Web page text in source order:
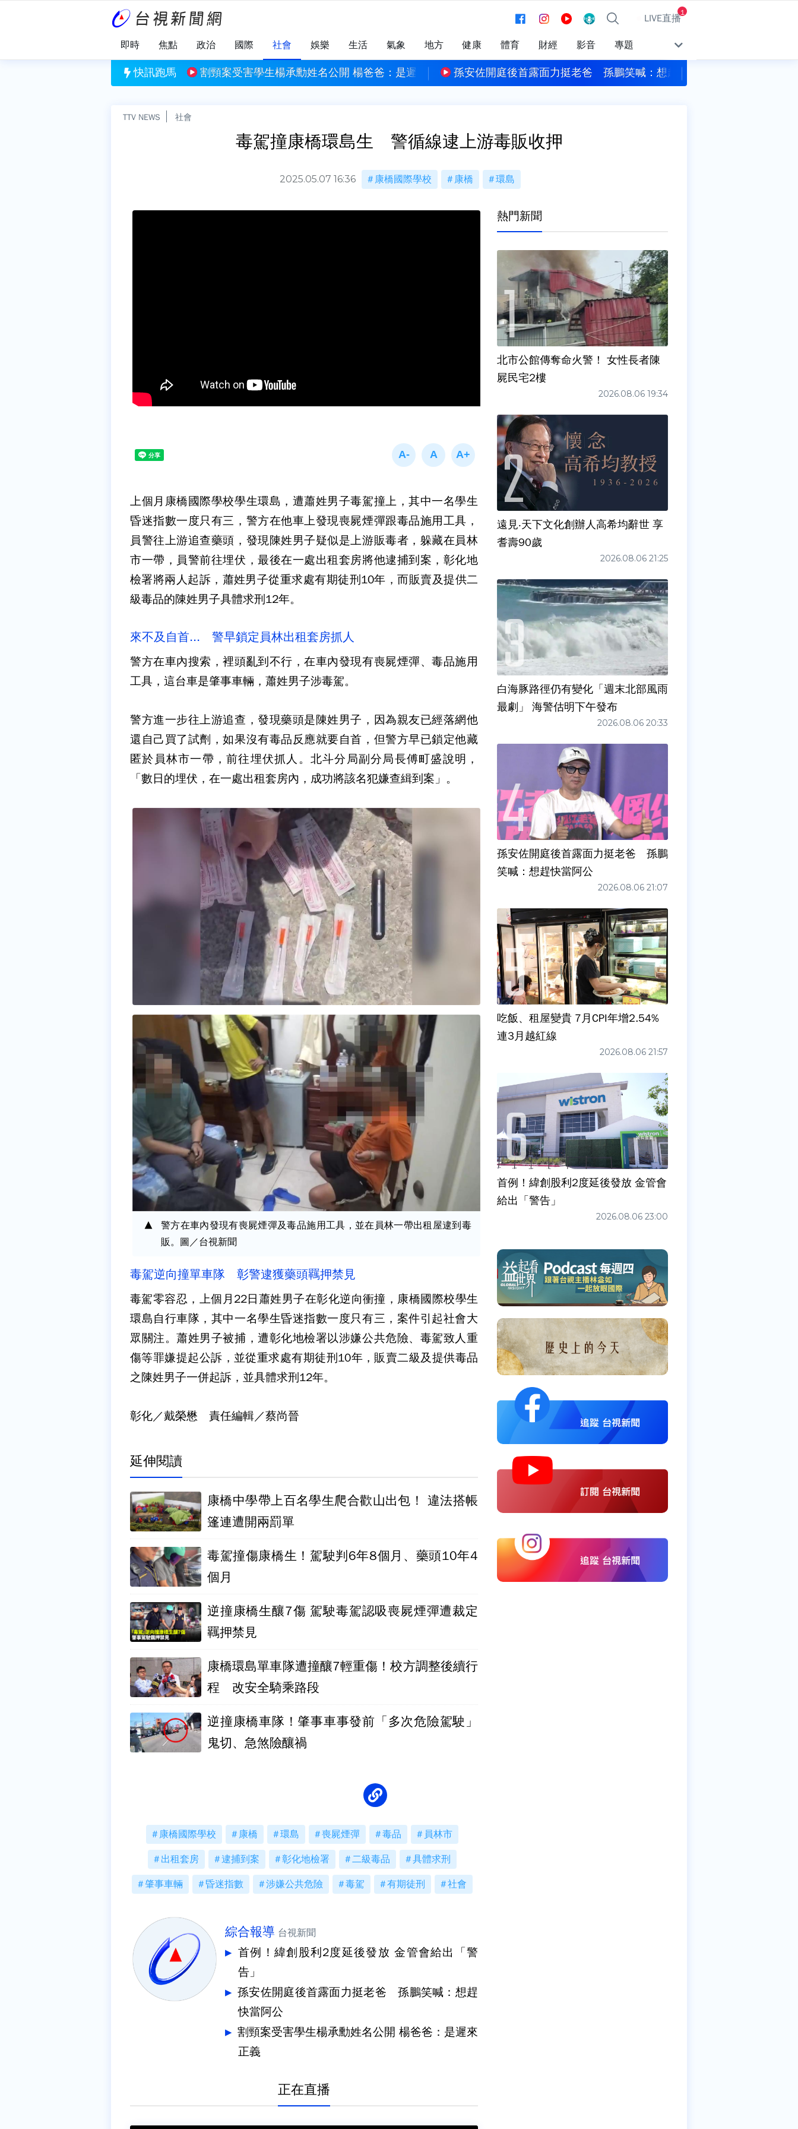
LIVE直播1
即時 焦點 政治 國際 社會 娛樂 生活 氣象 地方 健康 體育 財經 影音 專題
快訊跑馬
2.3億 8/6台彩幸運獎號一次看 割頸案受害學生楊承勳姓名公開 楊爸爸：是遲來正義 孫安佐開庭後首露面力挺老爸 孫鵬笑喊：想趕快當阿公
TTV NEWS 社會
毒駕撞康橋環島生 警循線逮上游毒販收押
2025.05.07 16:36 康橋國際學校 康橋 環島
上個月康橋國際學校學生環島，遭蕭姓男子毒駕撞上，其中一名學生
昏迷指數一度只有三，警方在他車上發現喪屍煙彈跟毒品施用工具，
員警往上游追查藥頭，發現陳姓男子疑似是上游販毒者，躲藏在員林
市一帶，員警前往埋伏，最後在一處出租套房將他逮捕到案，彰化地
檢署將兩人起訴，蕭姓男子從重求處有期徒刑10年，而販賣及提供二
級毒品的陳姓男子具體求刑12年。
來不及自首... 警早鎖定員林出租套房抓人
警方在車內搜索，裡頭亂到不行，在車內發現有喪屍煙彈、毒品施用
工具，這台車是肇事車輛，蕭姓男子涉毒駕。
警方進一步往上游追查，發現藥頭是陳姓男子，因為親友已經落網他
還自己買了試劑，如果沒有毒品反應就要自首，但警方早已鎖定他藏
匿於員林市一帶，前往埋伏抓人。北斗分局副分局長傅町盛說明，
「數日的埋伏，在一處出租套房內，成功將該名犯嫌查緝到案」。
警方在車內發現有喪屍煙彈及毒品施用工具，並在員林一帶出租屋逮到毒
販。圖／台視新聞
毒駕逆向撞單車隊 彰警逮獲藥頭羈押禁見
毒駕零容忍，上個月22日蕭姓男子在彰化逆向衝撞，康橋國際校學生
環島自行車隊，其中一名學生昏迷指數一度只有三，案件引起社會大
眾關注。蕭姓男子被捕，遭彰化地檢署以涉嫌公共危險、毒駕致人重
傷等罪嫌提起公訴，並從重求處有期徒刑10年，販賣二級及提供毒品
之陳姓男子一併起訴，並具體求刑12年。
彰化／戴榮懋 責任編輯／蔡尚晉
延伸閱讀
康橋中學帶上百名學生爬合歡山出包！ 違法搭帳
篷連遭開兩罰單
毒駕撞傷康橋生！駕駛判6年8個月、藥頭10年4
個月
逆撞康橋生釀7傷 駕駛毒駕認吸喪屍煙彈遭裁定
羈押禁見
康橋環島單車隊遭撞釀7輕重傷！校方調整後續行
程 改安全騎乘路段
逆撞康橋車隊！肇事車事發前「多次危險駕駛」
鬼切、急煞險釀禍
康橋國際學校 康橋 環島 喪屍煙彈 毒品 員林市
出租套房 逮捕到案 彰化地檢署 二級毒品 具體求刑
肇事車輛 昏迷指數 涉嫌公共危險 毒駕 有期徒刑 社會
綜合報導 台視新聞
首例！緯創股利2度延後發放 金管會給出「警
告」
孫安佐開庭後首露面力挺老爸 孫鵬笑喊：想趕
快當阿公
割頸案受害學生楊承勳姓名公開 楊爸爸：是遲來
正義
正在直播
熱門新聞
北市公館傳奪命火警！ 女性長者陳
屍民宅2樓
2026.08.06 19:34
遠見‧天下文化創辦人高希均辭世 享
耆壽90歲
2026.08.06 21:25
白海豚路徑仍有變化「週末北部風雨
最劇」 海警估明下午發布
2026.08.06 20:33
孫安佐開庭後首露面力挺老爸 孫鵬
笑喊：想趕快當阿公
2026.08.06 21:07
吃飯、租屋變貴 7月CPI年增2.54%
連3月越紅線
2026.08.06 21:57
首例！緯創股利2度延後發放 金管會
給出「警告」
2026.08.06 23:00